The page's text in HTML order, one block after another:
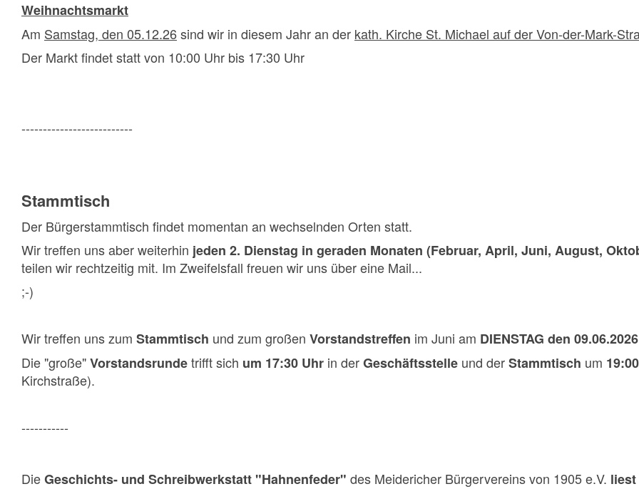
Weihnachtsmarkt
Am Samstag, den 05.12.26sind wir in diesem Jahr an der kath. Kirche St. Michael auf der Von-der-Mark-
Der Markt findet statt von 10:00 Uhr bis 17:30 Uhr
--------------------------
Stammtisch
Der Bürgerstammtisch findet momentan an wechselnden Orten statt.
Wir treffen uns aber weiterhin jeden 2. Dienstag in geraden Monaten (Februar, April, Juni, August,
teilen wir rechtzeitig mit. Im Zweifelsfall freuen wir uns über eine Mail...
;-)
Wir treffen uns zum Stammtisch und zum großen Vorstandstreffen im Juni am DIENSTAG den 09.06.2026
Die "große"Vorstandsrundetrifft sich um 17:30 Uhr in derGeschäftsstelle und derStammtisch um 19:00
Kirchstraße).
-----------
DieGeschichts- und Schreibwerkstatt "Hahnenfeder" des Meidericher Bürgervereins von 1905 e.V.